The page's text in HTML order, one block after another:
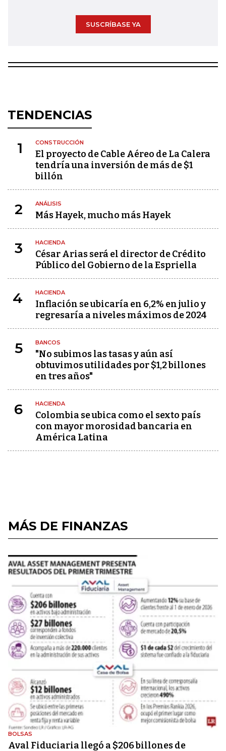
SUSCRÍBASE YA
TENDENCIAS
1 CONSTRUCCIÓN
El proyecto de Cable Aéreo de La Calera
tendría una inversión de más de $1
billón
2 ANÁLISIS
Más Hayek, mucho más Hayek
3 HACIENDA
César Arias será el director de Crédito
Público del Gobierno de la Espriella
4 HACIENDA
Inflación se ubicaría en 6,2% en julio y
regresaría a niveles máximos de 2024
5 BANCOS
"No subimos las tasas y aún así
obtuvimos utilidades por $1,2 billones
en tres años"
6 HACIENDA
Colombia se ubica como el sexto país
con mayor morosidad bancaria en
América Latina
MÁS DE FINANZAS
BOLSAS
Aval Fiduciaria llegó a $206 billones de